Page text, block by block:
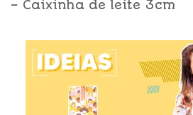
– Caixinha de leite 3cm